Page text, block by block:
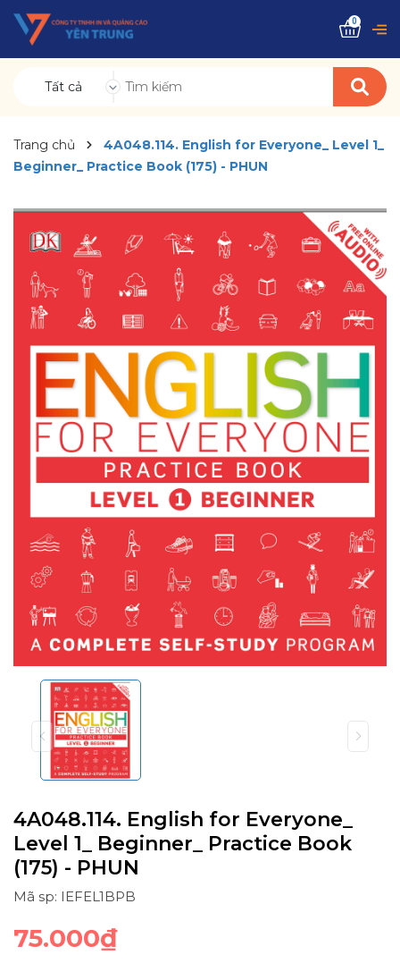
Tất cả
0
Trang chủ
4A048.114. English for Everyone_ Level 1_
Beginner_ Practice Book (175) - PHUN
4A048.114. English for Everyone_
Level 1_ Beginner_ Practice Book
(175) - PHUN
Mã sp: IEFEL1BPB
75.000₫